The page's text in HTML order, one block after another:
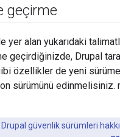
geçirme
yer alan yukarıdaki
geçirdiğinizde, Drupal
özellikler de yeni
sürümünü
Drupal güvenlik sürümleri